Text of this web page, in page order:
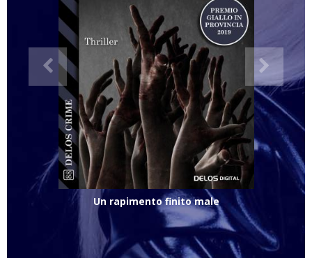
Un rapimento finito male